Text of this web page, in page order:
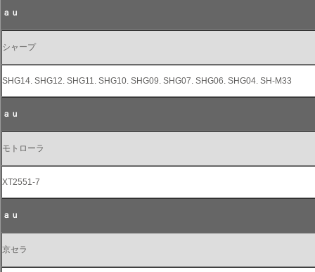
ａｕ
シャープ
SHG14. SHG12. SHG11. SHG10. SHG09. SHG07. SHG06. SHG04. SH-M33
ａｕ
モトローラ
XT2551-7
ａｕ
京セラ